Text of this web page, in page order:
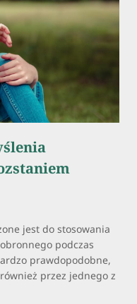
jest do stosowania
podczas
prawdopodobne,
przez jednego z